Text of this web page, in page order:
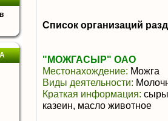
Список организаций
"МОЖГАСЫР" ОАО
Местонахождение: Можга
Виды деятельности:
Краткая информация: сыры
казеин, масло животное